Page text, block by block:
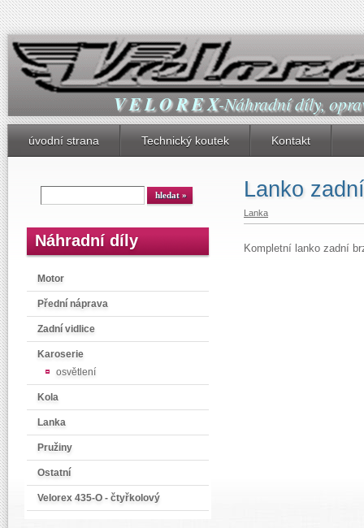
V E L O R E X-Náhradní díly,
úvodní strana Technický koutek Kontakt
Náhradní díly
Motor
Přední náprava
Zadní vidlice
Karoserie
osvětlení
Kola
Lanka
Pružiny
Ostatní
Velorex 435-O - čtyřkolový
Lanko
Lanka
Kompletní lanko zadní